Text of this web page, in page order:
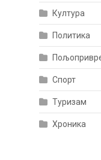
Култура
Политика
Спорт
Туризам
Хроника